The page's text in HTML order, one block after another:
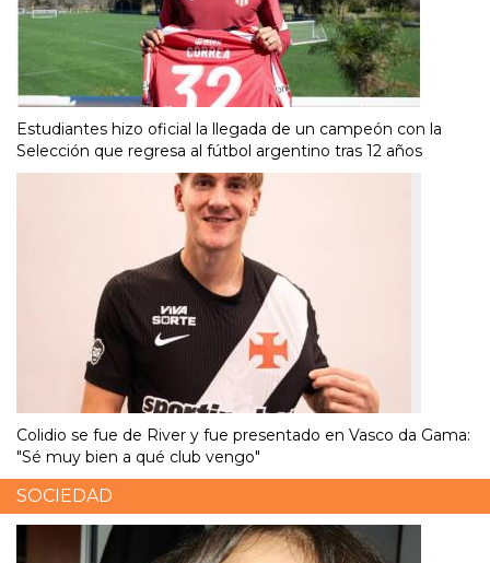
Estudiantes hizo oficial la llegada de un campeón con la
Selección que regresa al fútbol argentino tras 12 años
Colidio se fue de River y fue presentado en Vasco da Gama:
"Sé muy bien a qué club vengo"
SOCIEDAD